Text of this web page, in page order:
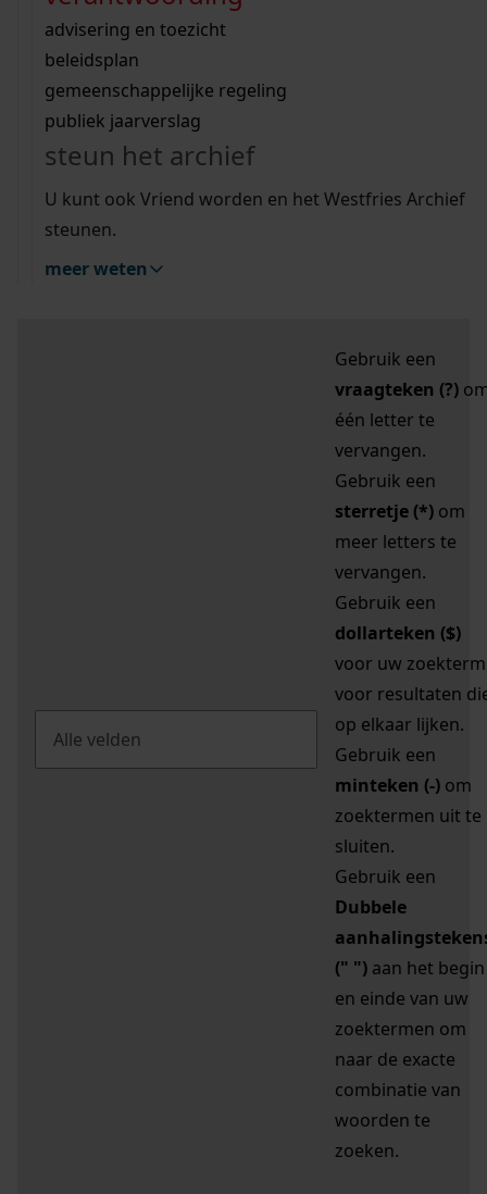
bouwvergunningen
omgevingsvergunningen
vergunningen
beeld en geluid
uitleg nodig?
Wij helpen u op weg met een aantal zoektips.
bekijk alle zoektips
Wij helpen u op weg met een aantal zoektips.
bekijk alle zoektips
bekijk ons geschiedenislokaal
advisering en toezicht
beleidsplan
gemeenschappelijke regeling
publiek jaarverslag
steun het archief
U kunt ook Vriend worden en het Westfries Archief
steunen.
meer weten
zoektips
Mijn Studiezaal (inloggen)
uw zoekopdracht te
Gebruik een
vraagteken (?)
één letter te
vervangen.
Gebruik een
sterretje (*) om
meer letters te
vervangen.
Gebruik een
dollarteken ($)
voor uw zoekterm
voor resultaten
op elkaar lijken.
Gebruik een
minteken (-) om
zoektermen uit te
sluiten.
Gebruik een
Dubbele
(" ") aan het begin
en einde van uw
zoektermen om
naar de exacte
combinatie van
woorden te
zoeken.